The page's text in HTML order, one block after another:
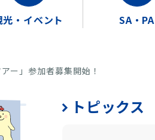
光・イベント SA・PA
ー」参加者募集開始！
トピックス